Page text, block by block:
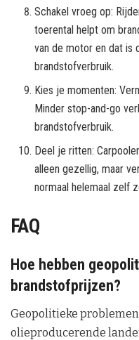
Schakel vroeg op:
toerental helpt om
van de motor en dat is
brandstofverbruik.
Kies je momenten:
Minder stop-and-go
brandstofverbruik.
Deel je ritten:
alleen gezellig, maar
normaal helemaal zelf
FAQ
Hoe hebben
brandstofprijzen?
Geopolitieke
olieproducerende